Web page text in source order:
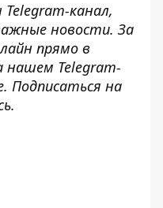
Telegram-канал,
новости. За
прямо в
нашем Telegram-
. Подписаться на
.